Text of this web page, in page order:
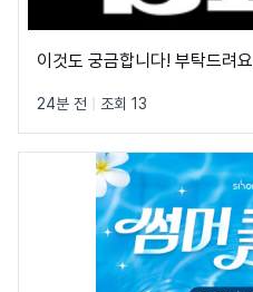
이것도 궁금합니다! 부탁드려요
24분 전 조회 13